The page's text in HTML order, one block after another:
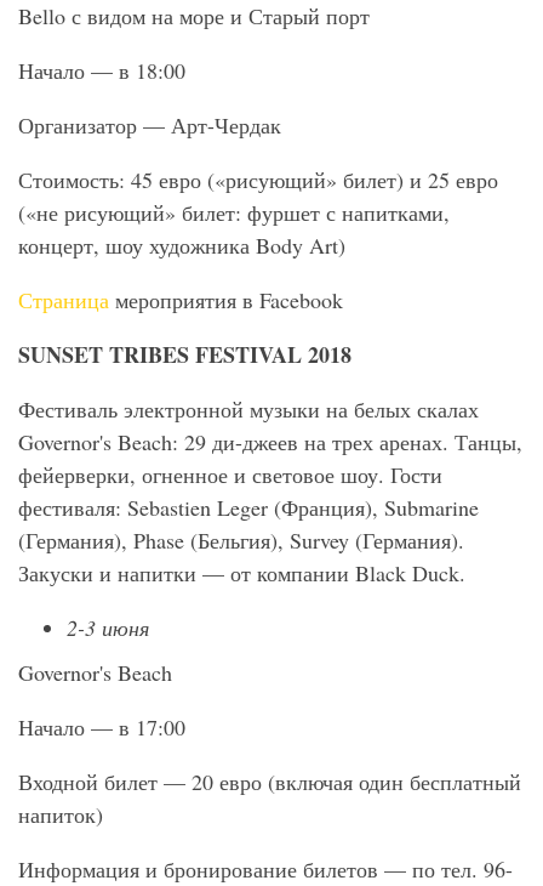
Bello с видом на море и Старый порт
Начало — в 18:00
Организатор — Арт-Чердак
Стоимость: 45 евро («рисующий» билет) и 25 евро
(«не рисующий» билет: фуршет с напитками,
концерт, шоу художника Body Art)
Страница мероприятия в Facebook
SUNSETTRIBESFESTIVAL2018
Фестиваль электронной музыки на белых скалах
Governor's Beach: 29 ди-джеев на трех аренах. Танцы,
фейерверки, огненное и световое шоу. Гости
фестиваля: Sebastien Leger (Франция), Submarine
(Германия), Phase (Бельгия), Survey (Германия).
Закуски и напитки — от компании Black Duck.
2-3 июня
Governor's Beach
Начало — в 17:00
Входной билет — 20 евро (включая один бесплатный
напиток)
Информация и бронирование билетов — по тел. 96-